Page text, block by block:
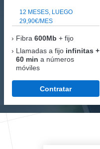
12 MESES, LUEGO
29,90€/MES
Fibra 600Mb + fijo
Llamadas a fijo infinitas +
60 min a números
móviles
Contratar